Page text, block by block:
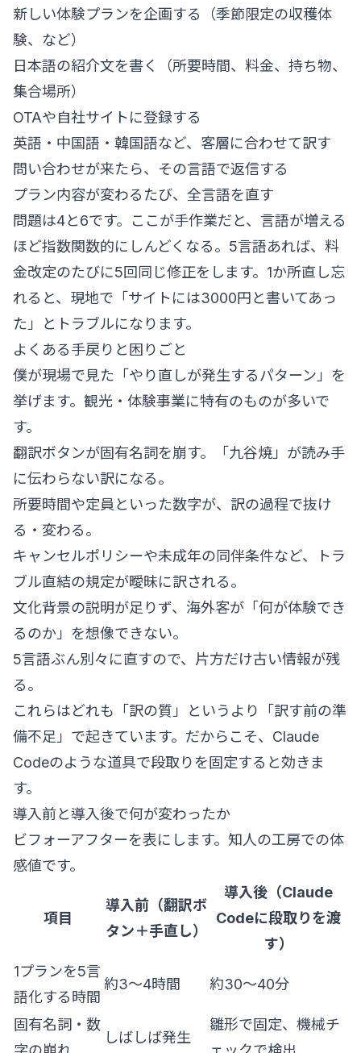
新しい体験プランを企画する（季節限定の収穫体
験、など）
日本語の紹介文を書く（所要時間、料金、持ち物、
集合場所）
OTAや自社サイトに登録する
英語・中国語・韓国語など、客層に合わせて訳す
問い合わせが来たら、その言語で返信する
プラン内容が変わるたび、全言語を直す
問題は4と6です。ここが手作業だと、言語が増える
ほど指数関数的にしんどくなる。5言語あれば、料
金改定のたびに5回同じ修正をします。1か所直し忘
れると、現地で「サイトには3000円と書いてあっ
た」とトラブルになります。
よくある手戻りと困りごと
僕が現場で見た「やり直しが発生するパターン」を
挙げます。観光・体験事業に特有のものが多いで
す。
翻訳ボタンが固有名詞を崩す。「九谷焼」が読み手
に伝わらない訳になる。
所要時間や定員といった数字が、訳の過程で抜け
る・変わる。
キャンセルポリシーや未成年の同伴条件など、トラ
ブル直結の規定が曖昧に訳される。
文化背景の説明が足りず、海外客が「何が体験でき
るのか」を想像できない。
5言語ぶん別々に直すので、片方だけ古い情報が残
る。
これらはどれも「訳の質」というより「訳す前の準
備不足」で起きています。だからこそ、Claude
Codeのような道具で段取りを固定すると効きま
す。
導入前と導入後で何が変わったか
ビフォーアフターを表にします。知人の工房での体
感値です。
項目
導入前（翻訳ボ
タン＋手直し）
導入後（Claude
Codeに段取りを渡
す）
1プランを5言
語化する時間
約3〜4時間 約30〜40分
固有名詞・数
しばしば発生
雛形で固定、機械チ